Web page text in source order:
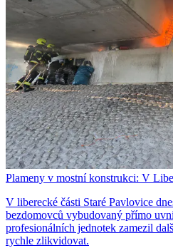
Plameny v mostní konstrukci: V
V liberecké části Staré Pavlovice
bezdomovců vybudovaný přímo
profesionálních jednotek zamezil
rychle zlikvidovat.